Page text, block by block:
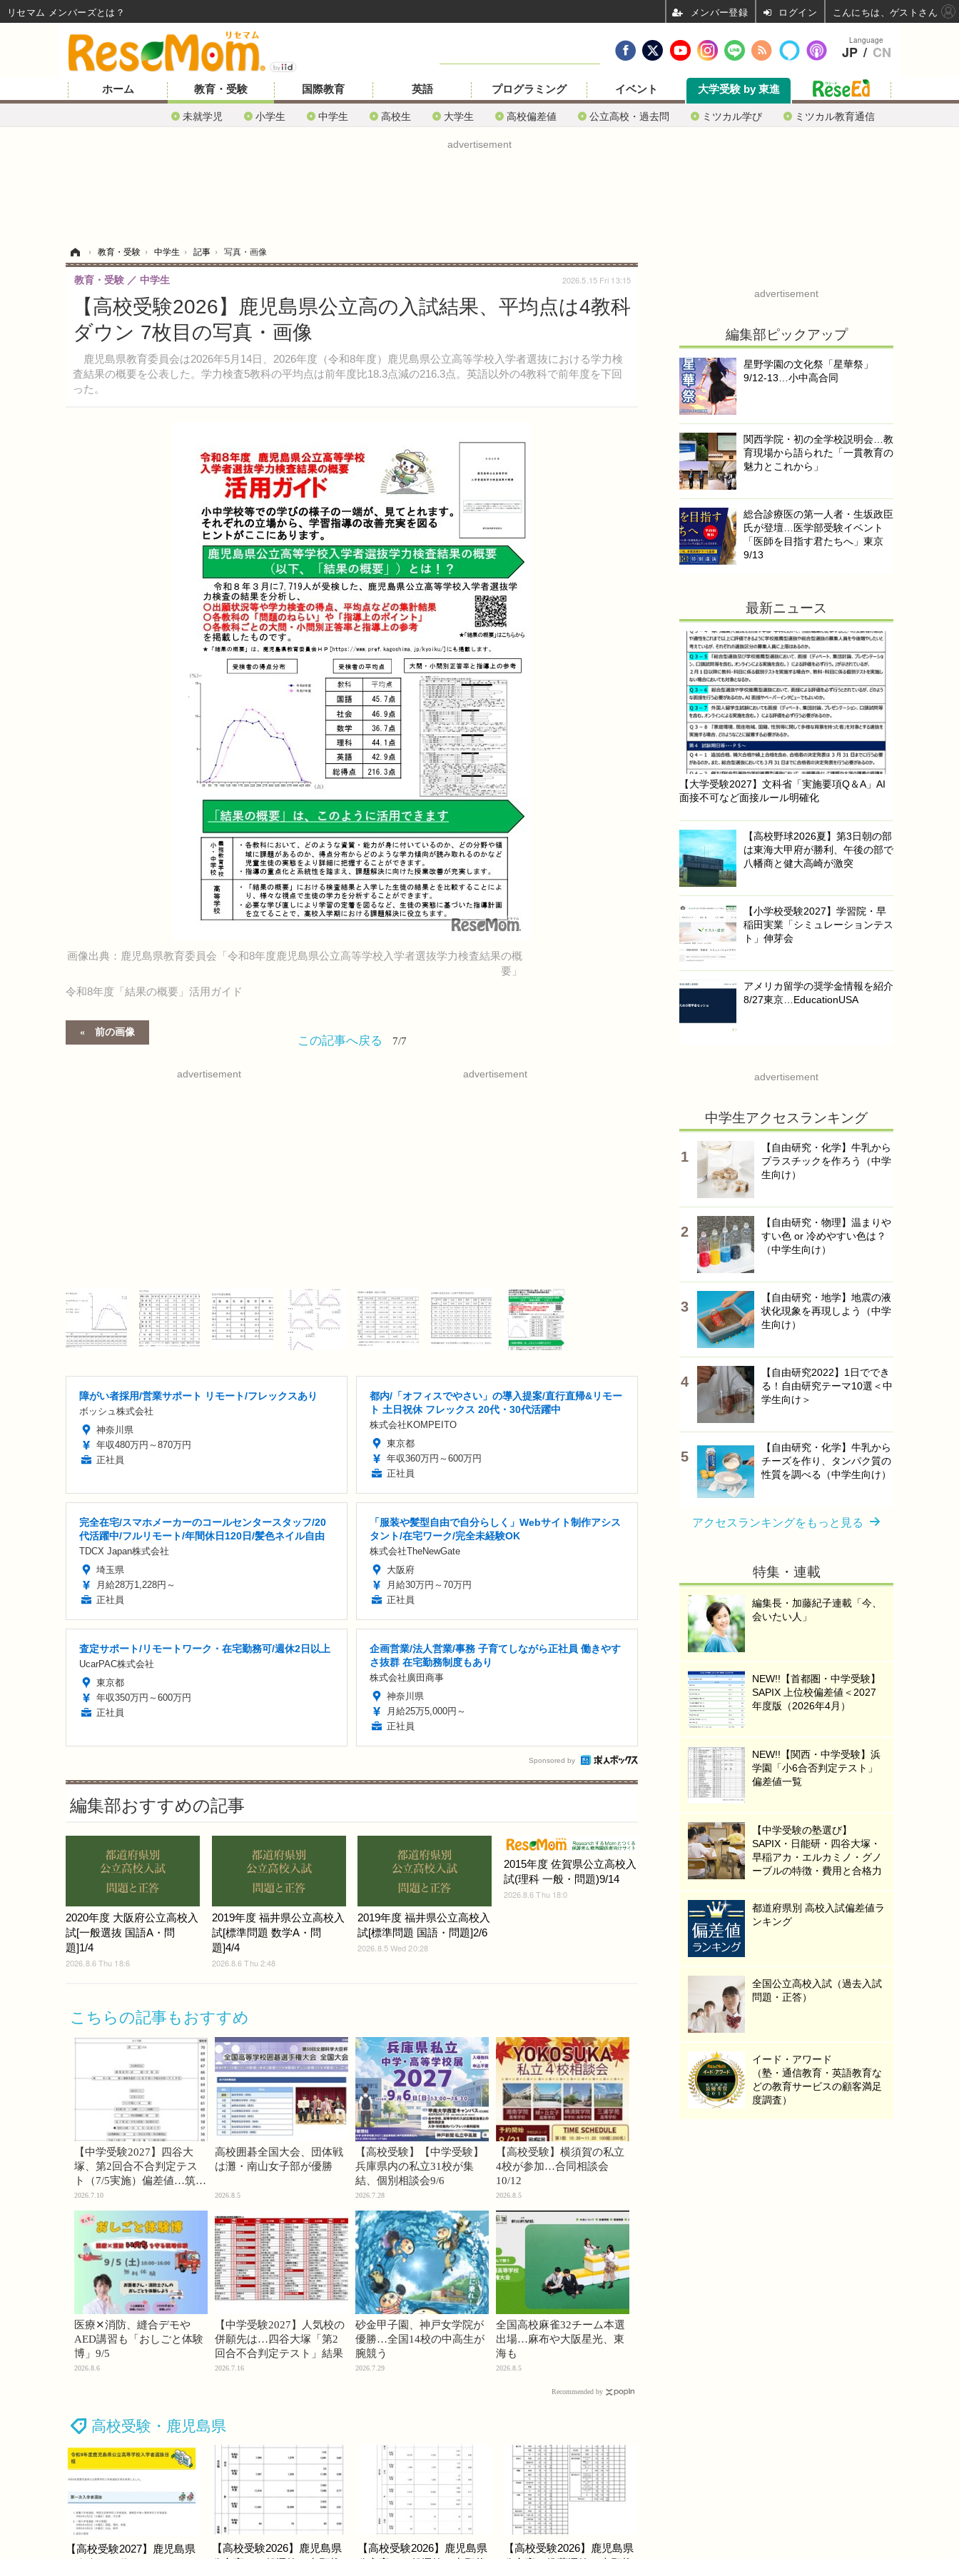
ホーム 教育・受験
未就学児 小学生 中学生 高校生 大学生 高校偏差値 公立高校・過去問 ミツカル学び ミツカル教育通信
国際教育 英語 プログラミング イベント 大学受験 by 東進
advertisement
› 教育・受験 › 中学生 › 記事 › 写真・画像
【高校受験2026】鹿児島県公立高の入試結果、平均点は4教科
ダウン 7枚目の写真・画像
鹿児島県教育委員会は2026年5月14日、2026年度（令和8年度）鹿児島県公立高等学校入学者選抜における学力検
査結果の概要を公表した。学力検査5教科の平均点は前年度比18.3点減の216.3点。英語以外の4教科で前年度を下回
った。
教育・受験 中学生 2026.5.15 Fri 13:15
画像出典：鹿児島県教育委員会「令和8年度鹿児島県公立高等学校入学者選抜学力検査結果の概
要」
令和8年度「結果の概要」活用ガイド
前の画像
この記事へ戻る 7/7
advertisement advertisement
障がい者採用/営業サポート リモート/フレックスあり
ボッシュ株式会社
神奈川県
年収480万円～870万円
正社員
都内/「オフィスでやさい」の導入提案/直行直帰&リモー
ト 土日祝休 フレックス 20代・30代活躍中
株式会社KOMPEITO
東京都
年収360万円～600万円
正社員
完全在宅/スマホメーカーのコールセンタースタッフ/20
代活躍中/フルリモート/年間休日120日/髪色ネイル自由
TDCX Japan株式会社
埼玉県
月給28万1,228円～
正社員
「服装や髪型自由で自分らしく」Webサイト制作アシス
タント/在宅ワーク/完全未経験OK
株式会社TheNewGate
大阪府
月給30万円～70万円
正社員
査定サポート/リモートワーク・在宅勤務可/週休2日以上
UcarPAC株式会社
東京都
年収350万円～600万円
正社員
企画営業/法人営業/事務 子育てしながら正社員 働きやす
さ抜群 在宅勤務制度もあり
株式会社廣田商事
神奈川県
月給25万5,000円～
正社員
Sponsored by
編集部おすすめの記事
2020年度 大阪府公立高校入
試[一般選抜 国語A・問
題]1/4
2026.8.6 Thu 18:6
2019年度 福井県公立高校入
試[標準問題 数学A・問
題]4/4
2026.8.6 Thu 2:48
2019年度 福井県公立高校入
試[標準問題 国語・問題]2/6
2026.8.5 Wed 20:28
2015年度 佐賀県公立高校入
試(理科 一般・問題)9/14
2026.8.6 Thu 18:0
こちらの記事もおすすめ
【中学受験2027】四谷大
塚、第2回合不合判定テス
ト（7/5実施）偏差値…筑駒
74・桜蔭70＜PR＞
2026.7.10
高校囲碁全国大会、団体戦
は灘・南山女子部が優勝
2026.8.5
【高校受験】【中学受験】
兵庫県内の私立31校が集
結、個別相談会9/6
2026.7.28
【高校受験】横須賀の私立
4校が参加…合同相談会
10/12
2026.8.5
医療✕消防、縫合デモや
AED講習も「おしごと体験
博」9/5
2026.8.6
【中学受験2027】人気校の
併願先は…四谷大塚「第2
回合不合判定テスト」結果
2026.7.16
砂金甲子園、神戸女学院が
優勝…全国14校の中高生が
腕競う
2026.7.29
全国高校麻雀32チーム本選
出場…麻布や大阪星光、東
海も
2026.8.5
Recommended by
高校受験・鹿児島県
【高校受験2027】鹿児島県
【高校受験2026】鹿児島県
【高校受験2026】鹿児島県
【高校受験2026】鹿児島県
advertisement
編集部ピックアップ
星野学園の文化祭「星華祭」
9/12-13…小中高合同
関西学院・初の全学校説明会…教
育現場から語られた「一貫教育の
魅力とこれから」
総合診療医の第一人者・生坂政臣
氏が登壇…医学部受験イベント
「医師を目指す君たちへ」東京
9/13
最新ニュース
【大学受験2027】文科省「実施要項Q＆A」AI
面接不可など面接ルール明確化
【高校野球2026夏】第3日朝の部
は東海大甲府が勝利、午後の部で
八幡商と健大高崎が激突
【小学校受験2027】学習院・早
稲田実業「シミュレーションテス
ト」伸芽会
アメリカ留学の奨学金情報を紹介
8/27東京…EducationUSA
advertisement
中学生アクセスランキング
【自由研究・化学】牛乳から
プラスチックを作ろう（中学
生向け）
【自由研究・物理】温まりや
すい色 or 冷めやすい色は？
（中学生向け）
【自由研究・地学】地震の液
状化現象を再現しよう（中学
生向け）
【自由研究2022】1日ででき
る！自由研究テーマ10選＜中
学生向け＞
【自由研究・化学】牛乳から
チーズを作り、タンパク質の
性質を調べる（中学生向け）
アクセスランキングをもっと見る
特集・連載
編集長・加藤紀子連載「今、
会いたい人」
NEW!!【首都圏・中学受験】
SAPIX 上位校偏差値＜2027
年度版（2026年4月）
NEW!!【関西・中学受験】浜
学園「小6合否判定テスト」
偏差値一覧
【中学受験の塾選び】
SAPIX・日能研・四谷大塚・
早稲アカ・エルカミノ・グノ
ーブルの特徴・費用と合格力
都道府県別 高校入試偏差値ラ
ンキング
全国公立高校入試（過去入試
問題・正答）
イード・アワード
（塾・通信教育・英語教育な
どの教育サービスの顧客満足
度調査）
Language
JP / CN
リセマム メンバーズ ログイン こんにちは、ゲストさん